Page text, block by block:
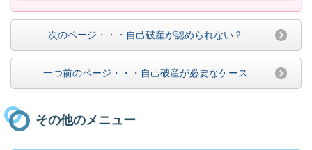
次のページ・・・自己破産が認められない？
一つ前のページ・・・自己破産が必要なケース
その他のメニュー